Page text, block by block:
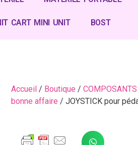
CART MINI UNIT BOST
Accueil / Boutique /
bonne affaire / JOYSTICK pour